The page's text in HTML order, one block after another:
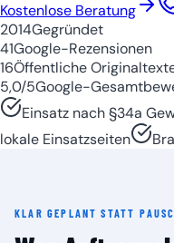
Kostenlose Beratung
2014Gegründet
41Google-Rezensionen
16Öffentliche
5,0/5Google-
Einsatz nach §34a
lokale Einsatzseiten
KLAR GEPLANT STATT